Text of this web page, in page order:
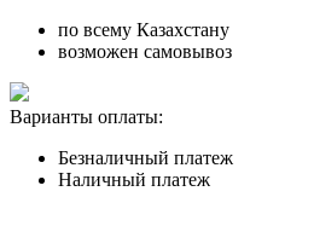
по всему Казахстану
возможен самовывоз
Варианты оплаты:
Безналичный платеж
Наличный платеж